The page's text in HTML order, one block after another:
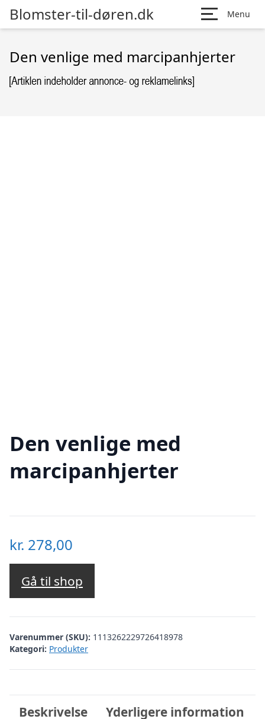
Blomster-til-døren.dk Menu
Den venlige med marcipanhjerter
Den venlige med
marcipanhjerter
kr. 278,00
Gå til shop
Varenummer (SKU): 1113262229726418978
Kategori: Produkter
Beskrivelse Yderligere information